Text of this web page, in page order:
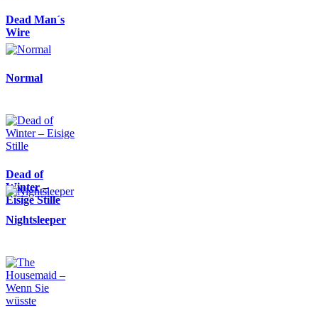
Dead Man´s
Wire
Normal
Dead of
Winter –
Eisige Stille
Nightsleeper